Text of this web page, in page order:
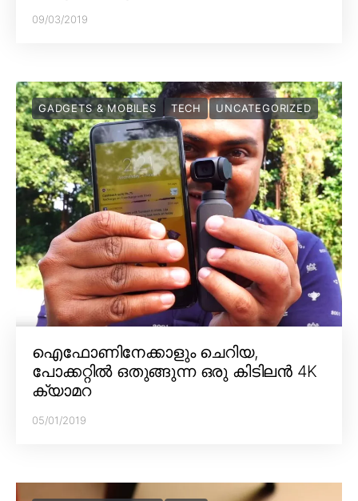
09/03/2019
GADGETS & MOBILES TECH UNCATEGORIZED
ഐഫോണിനേക്കാളും ചെറിയ,
പോക്കറ്റിൽ ഒതുങ്ങുന്ന ഒരു കിടിലൻ 4K
ക്യാമറ
05/01/2019